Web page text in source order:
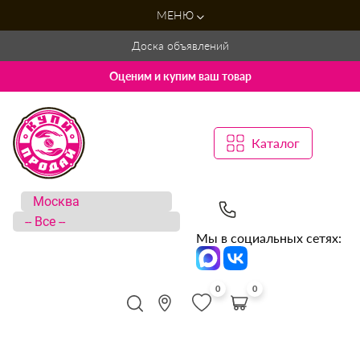
МЕНЮ
Доска объявлений
Оценим и купим ваш товар
Каталог
Мы в социальных сетях:
0 0